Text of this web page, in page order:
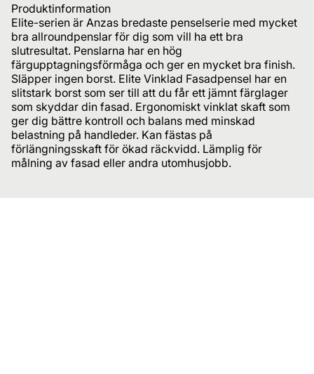
Produktinformation
Elite-serien är Anzas bredaste penselserie med mycket
bra allroundpenslar för dig som vill ha ett bra
slutresultat. Penslarna har en hög
färgupptagningsförmåga och ger en mycket bra finish.
Släpper ingen borst. Elite Vinklad Fasadpensel har en
slitstark borst som ser till att du får ett jämnt färglager
som skyddar din fasad. Ergonomiskt vinklat skaft som
ger dig bättre kontroll och balans med minskad
belastning på handleder. Kan fästas på
förlängningsskaft för ökad räckvidd. Lämplig för
målning av fasad eller andra utomhusjobb.